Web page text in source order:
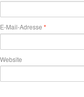
E-Mail-Adresse *
Website